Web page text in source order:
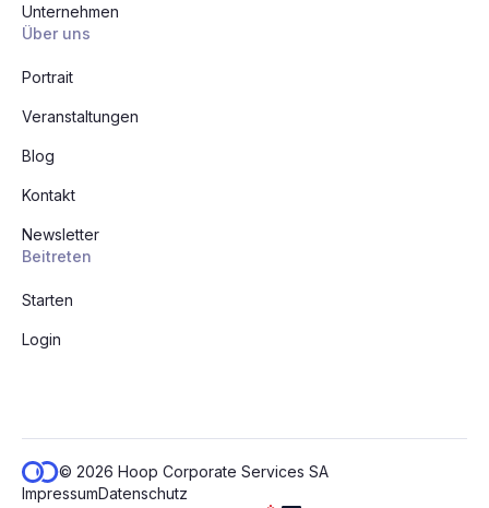
Unternehmen
Über uns
Portrait
Veranstaltungen
Blog
Kontakt
Newsletter
Beitreten
Starten
Login
© 2026 Hoop Corporate Services SA
ImpressumDatenschutz